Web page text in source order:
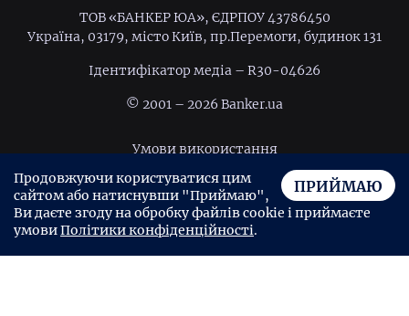
ТОВ «БАНКЕР ЮА», ЄДРПОУ 43786450
Україна, 03179, місто Київ, пр.Перемоги, будинок 131
Ідентифiкатор медiа – R30-04626
© 2001 – 2026 Banker.ua
Умови використання
Політика конфіденційності
Угода користувача
ПРИЙМАЮ
Продовжуючи користуватися цим
сайтом або натиснувши "Приймаю",
Ви даєте згоду на обробку файлів cookie і приймаєте
умовиПолітики конфіденційності.